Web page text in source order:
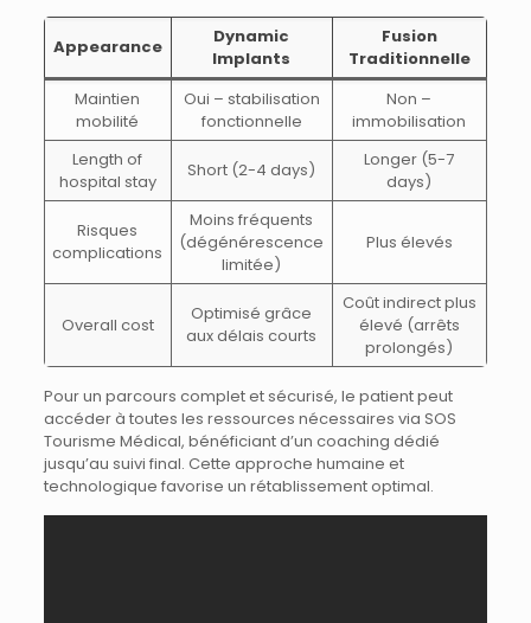
Appearance
Dynamic
Implants
Fusion
Traditionnelle
Maintien
mobilité
Oui – stabilisation
fonctionnelle
Non –
immobilisation
Length of
hospital stay
Short (2-4 days)
Longer (5-7
days)
Risques
complications
Moins fréquents
(dégénérescence
limitée)
Plus élevés
Overall cost
Optimisé grâce
aux délais courts
Coût indirect plus
élevé (arrêts
prolongés)
Pour un parcours complet et sécurisé, le patient peut
accéder à toutes les ressources nécessaires via SOS
Tourisme Médical, bénéficiant d’un coaching dédié
jusqu’au suivi final. Cette approche humaine et
technologique favorise un rétablissement optimal.